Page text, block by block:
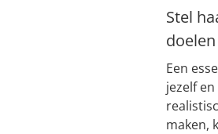
Stel
Een
jezelf
maken,